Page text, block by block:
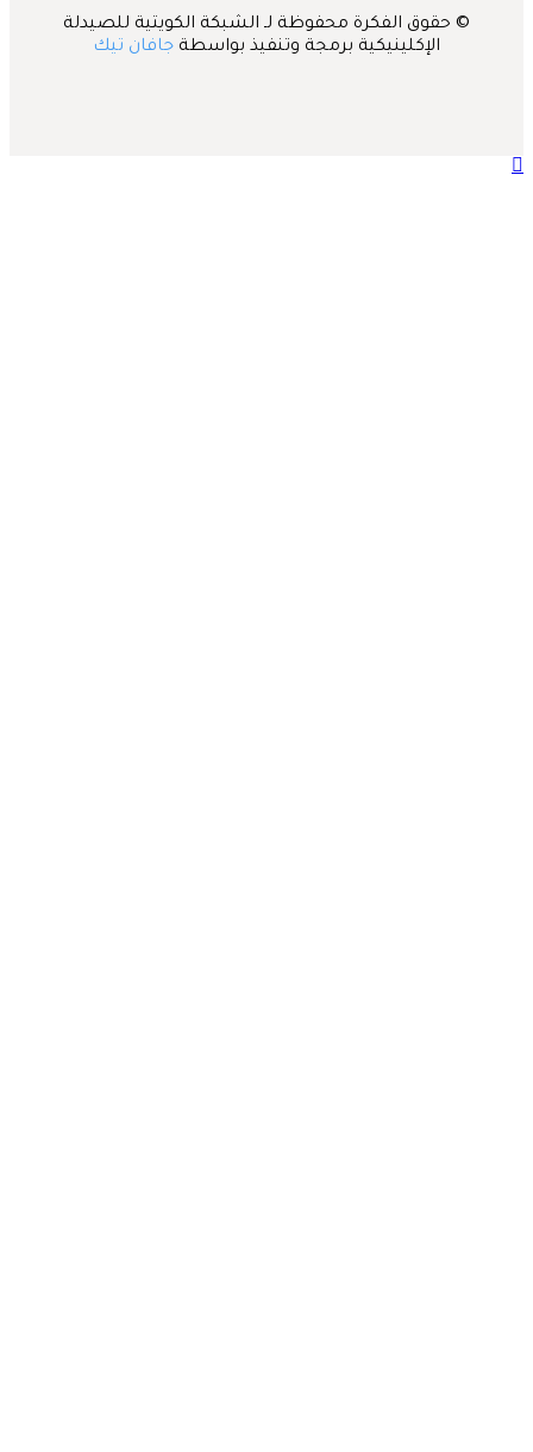
© حقوق الفكرة محفوظة لـ الشبكة الكويتية للصيدلة
الإكلينيكية برمجة وتنفيذ بواسطةجافان تيك